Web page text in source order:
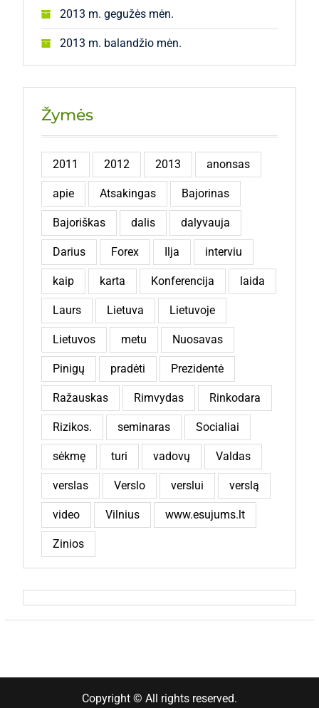
2013 m. gegužės mėn.
2013 m. balandžio mėn.
Žymės
2011 2012 2013 anonsas
apie Atsakingas Bajorinas
Bajoriškas dalis dalyvauja
Darius Forex Ilja interviu
kaip karta Konferencija laida
Laurs Lietuva Lietuvoje
Lietuvos metu Nuosavas
Pinigų pradėti Prezidentė
Ražauskas Rimvydas Rinkodara
Rizikos. seminaras Socialiai
sėkmę turi vadovų Valdas
verslas Verslo verslui verslą
video Vilnius www.esujums.lt
Zinios
Copyright © All rights reserved.